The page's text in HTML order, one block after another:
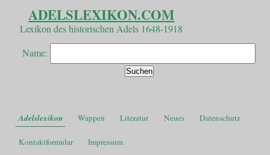
ADELSLEXIKON.COM
Lexikon des historischen Adels 1648-1918
Name:
Adelslexikon Wappen Literatur Neues Datenschutz
Kontaktformular Impressum